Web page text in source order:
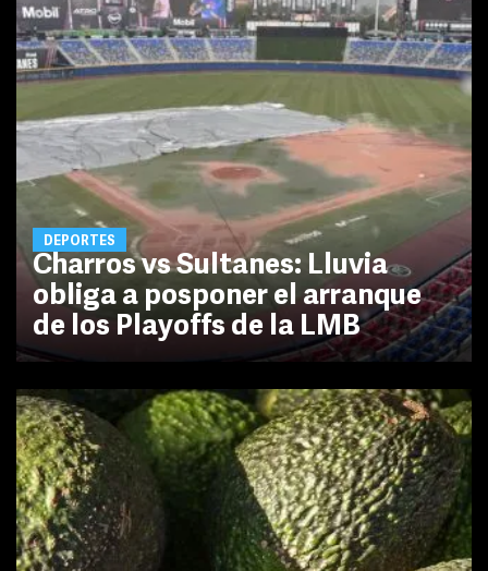
DEPORTES
Charros vs Sultanes: Lluvia
obliga a posponer el arranque
de los Playoffs de la LMB